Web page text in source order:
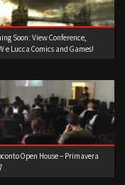
Soon: View Conference,
e Lucca Comics and Games!
Open House – Primavera